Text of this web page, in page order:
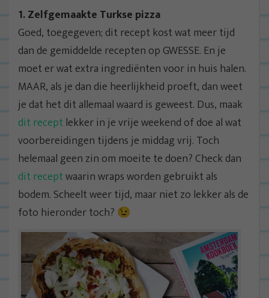
1. Zelfgemaakte Turkse pizza
Goed, toegegeven; dit recept kost wat meer tijd
dan de gemiddelde recepten op GWESSE. En je
moet er wat extra ingrediënten voor in huis halen.
MAAR, als je dan die heerlijkheid proeft, dan weet
je dat het dit allemaal waard is geweest. Dus, maak
dit recept lekker in je vrije weekend of doe al wat
voorbereidingen tijdens je middag vrij. Toch
helemaal geen zin om moeite te doen? Check dan
dit receptwaarin wraps worden gebruikt als
bodem. Scheelt weer tijd, maar niet zo lekker als de
foto hieronder toch? 😉